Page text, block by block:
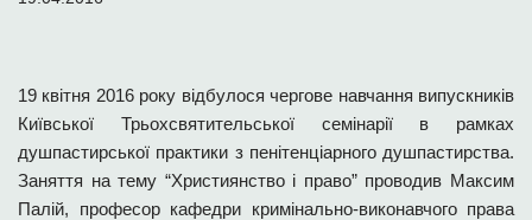
19 квітня 2016 року відбулося чергове навчання випускників
Київської Трьохсвятительської семінарії в рамках
душпастирської практики з пенітенціарного душпастирства.
Заняття на тему “Християнство і право” проводив Максим
Палій, професор кафедри кримінально-виконавчого права